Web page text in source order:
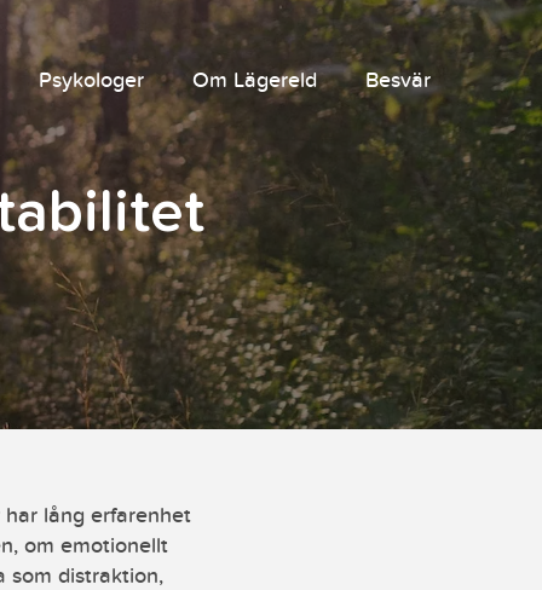
Psykologer Om Lägereld Besvär
lång erfarenhet
om emotionellt
som distraktion,